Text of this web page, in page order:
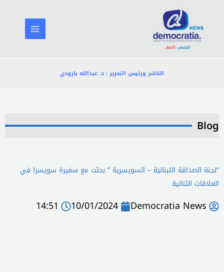
المحتوى
الناشر ورئيس التحرير : د. عبدالله بارودي
Blog
“لجنة الصداقة اللبنانية – السويسرية ” بحثت مع سفيرة سويسرا في
العلاقات الثنائية
Democratia News
10/01/2024
14:51